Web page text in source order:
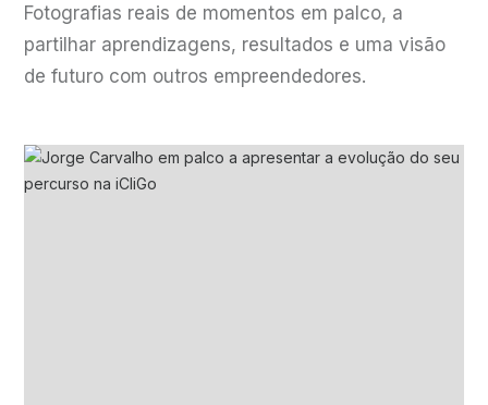
Fotografias reais de momentos em palco, a
partilhar aprendizagens, resultados e uma visão
de futuro com outros empreendedores.